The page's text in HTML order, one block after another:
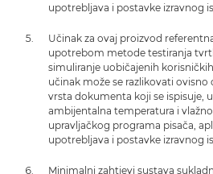
upotrebljava i postavke izravnog
Učinak za ovaj proizvod
upotrebom metode testiranja
simuliranje uobičajenih
učinak može se razlikovati
vrsta dokumenta koji se ispisuje,
ambijentalna temperatura i
upravljačkog programa pisača,
upotrebljava i postavke izravnog
Minimalni zahtjevi sustava